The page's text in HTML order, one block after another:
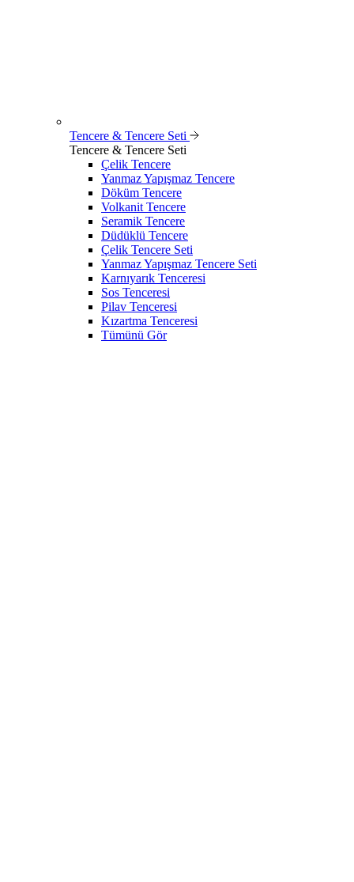
Tencere & Tencere Seti
Tencere & Tencere Seti
Çelik Tencere
Yanmaz Yapışmaz Tencere
Döküm Tencere
Volkanit Tencere
Seramik Tencere
Düdüklü Tencere
Çelik Tencere Seti
Yanmaz Yapışmaz Tencere Seti
Karnıyarık Tenceresi
Sos Tenceresi
Pilav Tenceresi
Kızartma Tenceresi
Tümünü Gör